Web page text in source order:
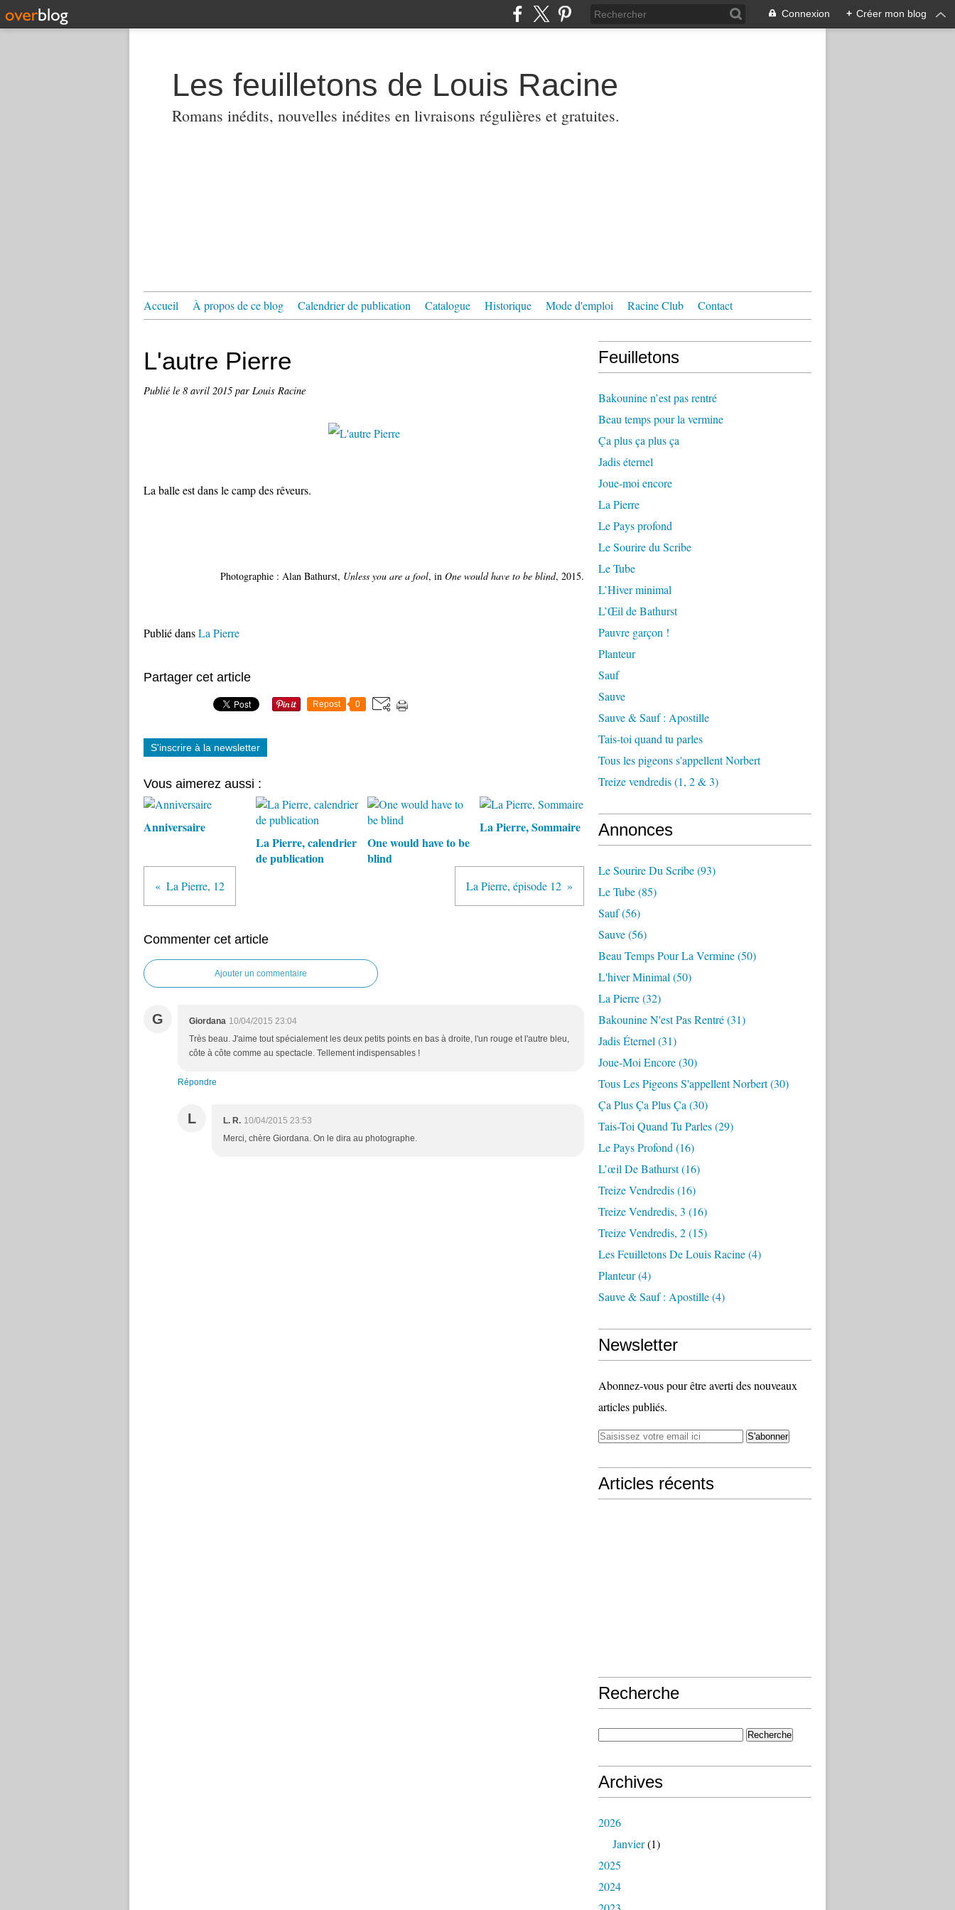
Connexion + Créer mon blog
Les feuilletons de Louis Racine
Romans inédits, nouvelles inédites en livraisons régulières et gratuites.
Accueil À propos de ce blog Calendrier de publication Catalogue Historique Mode d'emploi Racine Club Contact
L'autre Pierre
Publié le 8 avril 2015 par Louis Racine
La balle est dans le camp des rêveurs.
Photographie : Alan Bathurst, Unless you are a fool, in One would have to be blind, 2015.
Publié dansLa Pierre
Partager cet article
Repost 0
S'inscrire à la newsletter
Vous aimerez aussi :
Anniversaire
La Pierre, calendrier
de publication
One would have to be
blind
La Pierre, Sommaire
La Pierre, 12 La Pierre, épisode 12
Commenter cet article
Ajouter un commentaire
G Giordana 10/04/2015 23:04
Très beau. J'aime tout spécialement les deux petits points en bas à droite, l'un rouge et l'autre bleu,
côte à côte comme au spectacle. Tellement indispensables !
Répondre
L L. R. 10/04/2015 23:53
Merci, chère Giordana. On le dira au photographe.
Feuilletons
Bakounine n’est pas rentré
Beau temps pour la vermine
Ça plus ça plus ça
Jadis éternel
Joue-moi encore
La Pierre
Le Pays profond
Le Sourire du Scribe
Le Tube
L’Hiver minimal
L’Œil de Bathurst
Pauvre garçon !
Planteur
Sauf
Sauve
Sauve & Sauf : Apostille
Tais-toi quand tu parles
Tous les pigeons s'appellent Norbert
Treize vendredis (1, 2 & 3)
Annonces
Le Sourire Du Scribe(93)
Le Tube(85)
Sauf(56)
Sauve(56)
Beau Temps Pour La Vermine(50)
L'hiver Minimal (50)
La Pierre(32)
Bakounine N'est Pas Rentré(31)
Jadis Éternel (31)
Joue-Moi Encore(30)
Tous Les Pigeons S'appellent Norbert(30)
Ça Plus Ça Plus Ça (30)
Tais-Toi Quand Tu Parles(29)
Le Pays Profond (16)
L’œil De Bathurst(16)
Treize Vendredis(16)
Treize Vendredis, 3 (16)
Treize Vendredis, 2(15)
Les Feuilletons De Louis Racine(4)
Planteur(4)
Sauve & Sauf : Apostille(4)
Newsletter
Abonnez-vous pour être averti des nouveaux
articles publiés.
Articles récents
Recherche
Archives
2026
Janvier(1)
2025
2024